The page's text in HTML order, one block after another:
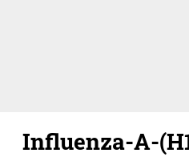
Influenza-A-